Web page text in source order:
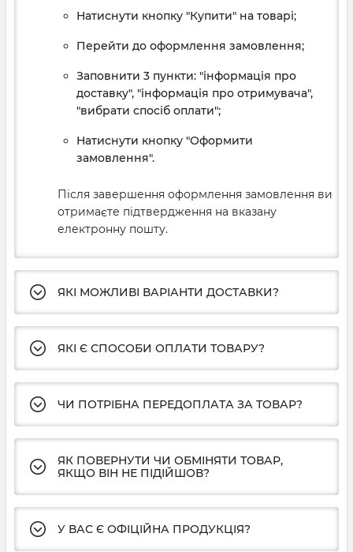
Натиснути кнопку "Купити" на товарі;
Перейти до оформлення замовлення;
Заповнити 3 пункти: "інформація про
доставку", "інформація про отримувача",
"вибрати спосіб оплати";
Натиснути кнопку "Оформити
замовлення".
Після завершення оформлення замовлення ви
отримаєте підтвердження на вказану
електронну пошту.
ЯКІ МОЖЛИВІ ВАРІАНТИ ДОСТАВКИ?
ЯКІ Є СПОСОБИ ОПЛАТИ ТОВАРУ?
ЧИ ПОТРІБНА ПЕРЕДОПЛАТА ЗА ТОВАР?
ЯК ПОВЕРНУТИ ЧИ ОБМІНЯТИ ТОВАР,
ЯКЩО ВІН НЕ ПІДІЙШОВ?
У ВАС Є ОФІЦІЙНА ПРОДУКЦІЯ?